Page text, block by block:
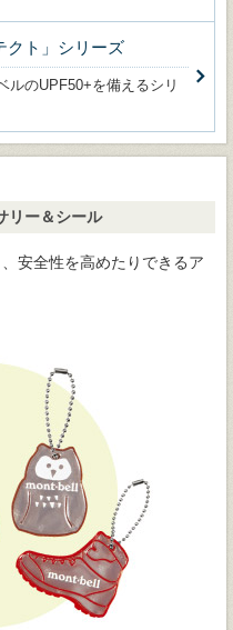
クト」シリーズ
ルのUPF50+を備えるシリ
リー＆シール
安全性を高めたりできるア